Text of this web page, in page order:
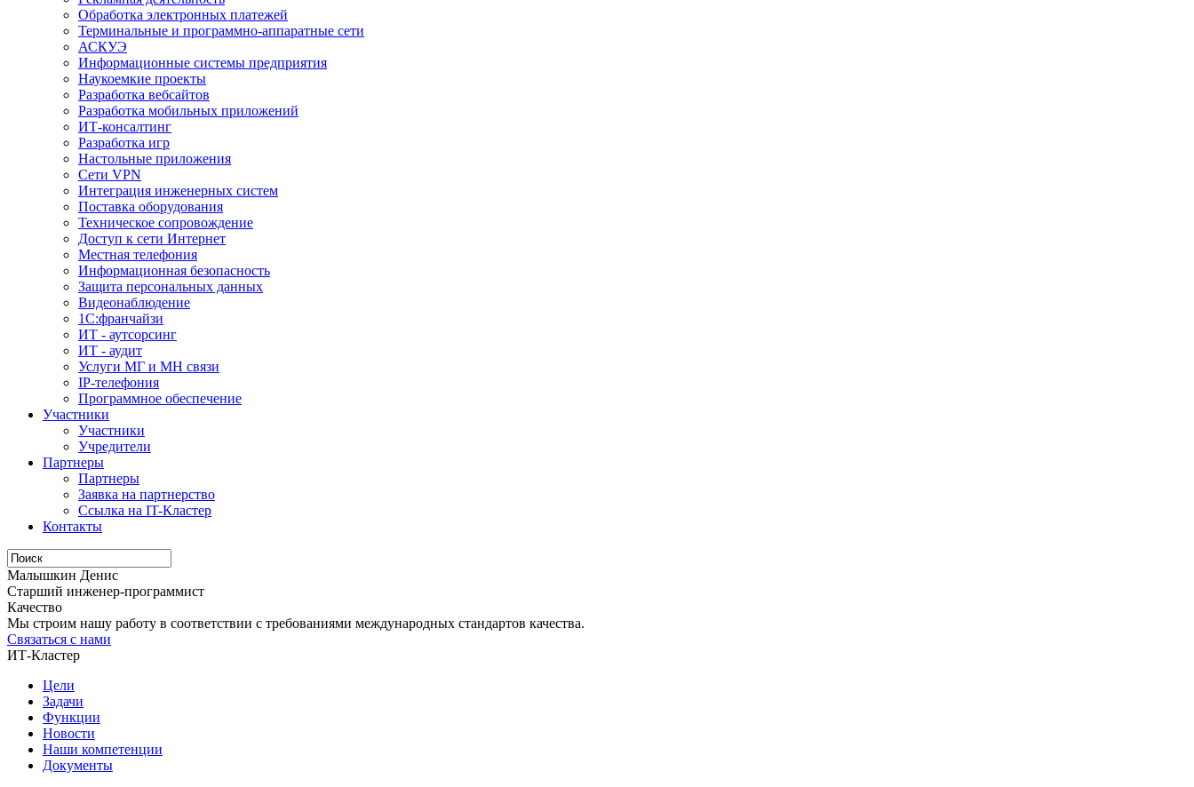
Обработка электронных платежей
Терминальные и программно-аппаратные сети
АСКУЭ
Информационные системы предприятия
Наукоемкие проекты
Разработка вебсайтов
Разработка мобильных приложений
ИТ-консалтинг
Разработка игр
Настольные приложения
Сети VPN
Интеграция инженерных систем
Поставка оборудования
Техническое сопровождение
Доступ к сети Интернет
Местная телефония
Информационная безопасность
Защита персональных данных
Видеонаблюдение
1С:франчайзи
ИТ - аутсорсинг
ИТ - аудит
Услуги МГ и МН связи
IP-телефония
Программное обеспечение
Участники
Участники
Учредители
Партнеры
Партнеры
Заявка на партнерство
Ссылка на IT-Кластер
Контакты
Малышкин Денис
Старший инженер-программист
Качество
Мы строим нашу работу в соответствии с требованиями международных стандартов качества.
Связаться с нами
ИТ-Кластер
Цели
Задачи
Функции
Новости
Наши компетенции
Документы